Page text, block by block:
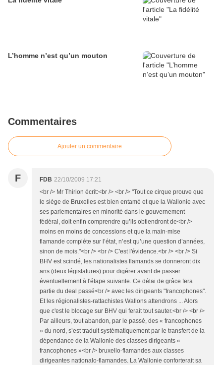
L’homme n’est qu’un mouton
Commentaires
Ajouter un commentaire
F FDB 22/10/2009 17:21
<br /> Mr Thirion écrit:<br /> <br /> "Tout ce cirque prouve que
le siège de Bruxelles est bien entamé et que la Wallonie avec
ses parlementaires en minorité dans le gouvernement
fédéral, doit enfin comprendre qu’ils obtiendront de<br />
moins en moins de concessions et que la main-mise
flamande complète sur l’état, n’est qu’une question d’années,
sinon de mois."<br /> <br /> C'est l'évidence.<br /> <br /> Si
BHV est scindé, les nationalistes flamands se donneront dix
ans (deux législatures) pour digérer avant de passer
éventuellement à l'étape suivante. Ce délai de grâce fera
partie du deal passé<br /> avec les dirigeants "francophones".
Et les régionalistes-rattachistes Wallons attendrons ... Alors
que c'est le blocage sur BHV qui ferait tout sauter.<br /> <br />
Par ailleurs, tout abandon, par le passé, des « francophones
» du nord, s’est traduit systématiquement par le transfert de la
dépendance de la Wallonie des classes dirigeants «
francophones »<br /> bruxello-flamandes aux classes
dirigeantes nationalo-flamandes. La Wallonie conforterait sa